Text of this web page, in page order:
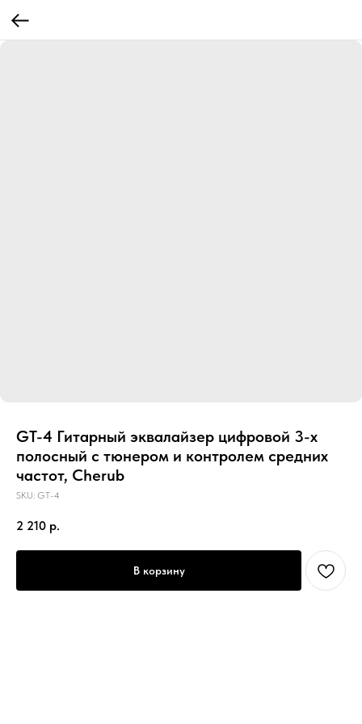
GT-4 Гитарный эквалайзер цифровой 3-х
полосный с тюнером и контролем средних
частот, Cherub
SKU: GT-4
2 210 р.
В корзину